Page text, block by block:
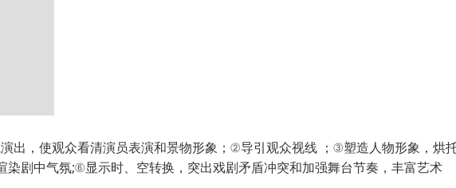
出，使观众看清演员表演和景物形象；②导引观众视线 ；③塑造人物形象，烘
剧中气氛;⑥显示时、空转换，突出戏剧矛盾冲突和加强舞台节奏，丰富艺术